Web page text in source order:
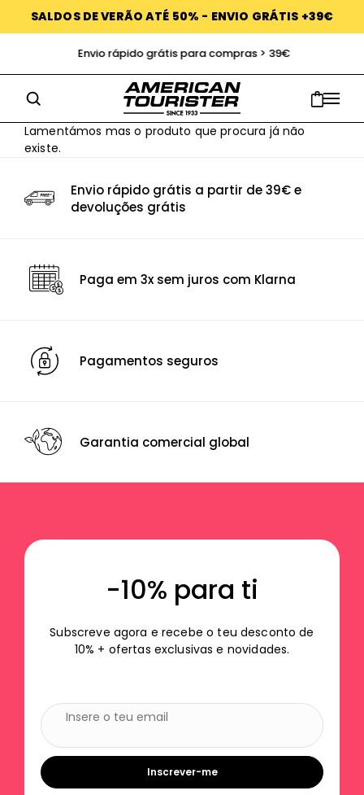
SALDOS DE VERÃO ATÉ 50% - ENVIO GRÁTIS +39€
Envio rápido grátis para compras > 39€
Lamentámos mas o produto que procura já não
existe.
Envio rápido grátis a partir de 39€ e
devoluções grátis
Paga em 3x sem juros com Klarna
Pagamentos seguros
Garantia comercial global
-10% para ti
Subscreve agora e recebe o teu desconto de
10% + ofertas exclusivas e novidades.
Inscrever-me